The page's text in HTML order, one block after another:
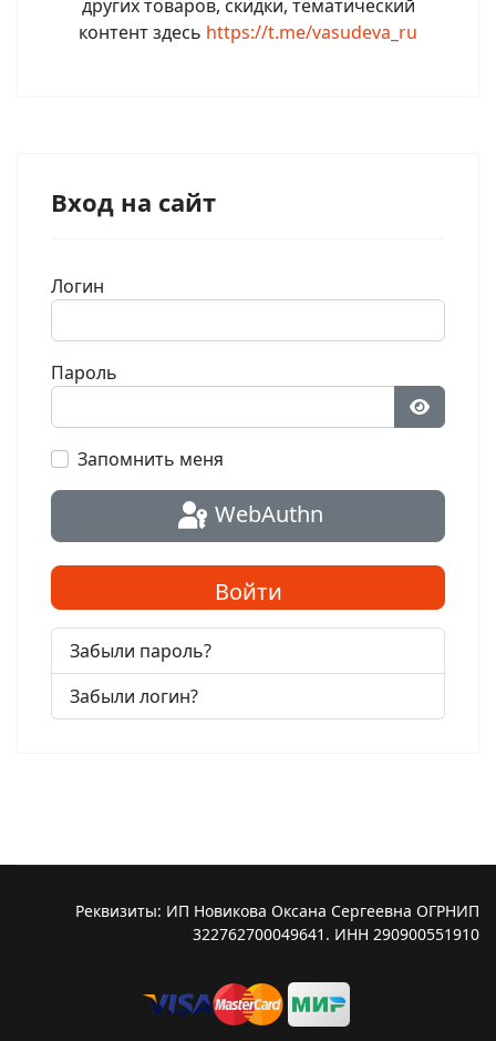
других товаров, скидки, тематический
контент здесь https://t.me/vasudeva_ru
Вход на сайт
Логин
Пароль
Запомнить меня
WebAuthn
Войти
Забыли пароль?
Забыли логин?
Реквизиты: ИП Новикова Оксана Сергеевна ОГРНИП
322762700049641. ИНН 290900551910